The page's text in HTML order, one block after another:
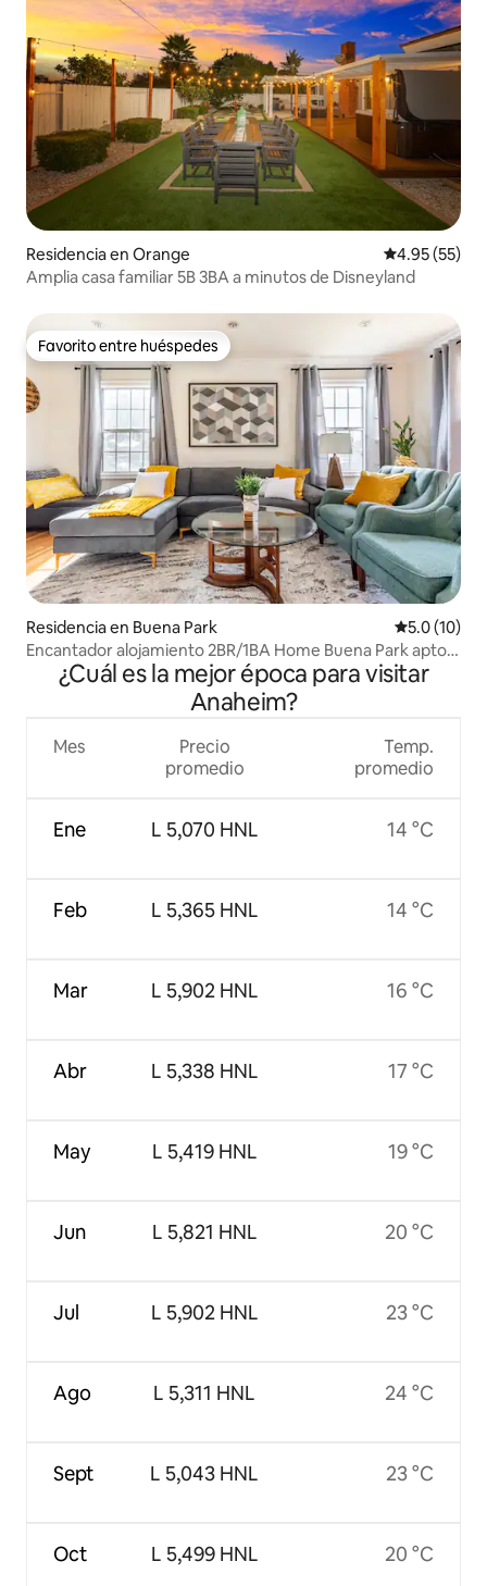
Residencia en Orange Calificación
4.95 (55)
Amplia casa familiar 5B 3BA a minutos de Disneyland
Favorito entre huéspedes
Favorito entre huéspedes
Residencia en Buena Park Calificación
5.0 (10)
Encantador alojamiento 2BR/1BA Home Buena Park apto
para mascotas
¿Cuál es la mejor época para visitar
Anaheim?
Mes
Ene
Feb
Mar
Abr
May
Jun
Jul
Ago
Sept
Oct
Precio
promedio
L 5,070 HNL
L 5,365 HNL
L 5,902 HNL
L 5,338 HNL
L 5,419 HNL
L 5,821 HNL
L 5,902 HNL
L 5,311 HNL
L 5,043 HNL
L 5,499 HNL
Temp.
promedio
14 °C
14 °C
16 °C
17 °C
19 °C
20 °C
23 °C
24 °C
23 °C
20 °C